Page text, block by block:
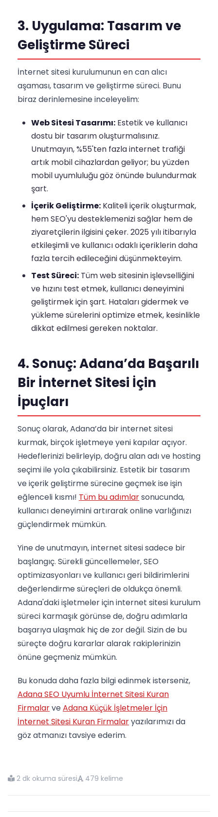
3. Uygulama: Tasarım ve
Geliştirme Süreci
İnternet sitesi kurulumunun en can alıcı
aşaması, tasarım ve geliştirme süreci. Bunu
biraz derinlemesine inceleyelim:
Web Sitesi Tasarımı: Estetik ve kullanıcı
dostu bir tasarım oluşturmalısınız.
Unutmayın, %55'ten fazla internet trafiği
artık mobil cihazlardan geliyor; bu yüzden
mobil uyumluluğu göz önünde bulundurmak
şart.
İçerik Geliştirme: Kaliteli içerik oluşturmak,
hem SEO'yu desteklemenizi sağlar hem de
ziyaretçilerin ilgisini çeker. 2025 yılı itibarıyla
etkileşimli ve kullanıcı odaklı içeriklerin daha
fazla tercih edileceğini düşünmekteyim.
Test Süreci: Tüm web sitesinin işlevselliğini
ve hızını test etmek, kullanıcı deneyimini
geliştirmek için şart. Hataları gidermek ve
yükleme sürelerini optimize etmek, kesinlikle
dikkat edilmesi gereken noktalar.
4. Sonuç: Adana’da Başarılı
Bir İnternet Sitesi İçin
İpuçları
Sonuç olarak, Adana’da bir internet sitesi
kurmak, birçok işletmeye yeni kapılar açıyor.
Hedeflerinizi belirleyip, doğru alan adı ve hosting
seçimi ile yola çıkabilirsiniz. Estetik bir tasarım
ve içerik geliştirme sürecine geçmek ise işin
eğlenceli kısmı! Tüm bu adımlarsonucunda,
kullanıcı deneyimini artırarak online varlığınızı
güçlendirmek mümkün.
Yine de unutmayın, internet sitesi sadece bir
başlangıç. Sürekli güncellemeler, SEO
optimizasyonları ve kullanıcı geri bildirimlerini
değerlendirme süreçleri de oldukça önemli.
Adana'daki işletmeler için internet sitesi kurulum
süreci karmaşık görünse de, doğru adımlarla
başarıya ulaşmak hiç de zor değil. Sizin de bu
süreçte doğru kararlar alarak rakiplerinizin
önüne geçmeniz mümkün.
Bu konuda daha fazla bilgi edinmek isterseniz,
Adana SEO Uyumlu İnternet Sitesi Kuran
FirmalarveAdana Küçük İşletmeler İçin
İnternet Sitesi Kuran Firmalaryazılarımızı da
göz atmanızı tavsiye ederim.
2 dk okuma süresi 479 kelime